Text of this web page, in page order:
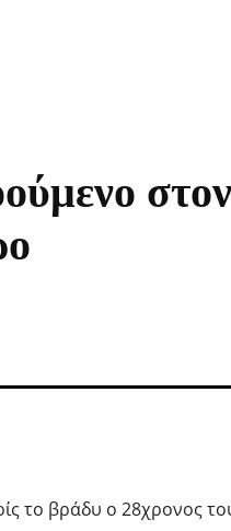
το βράδυ ο 28χρονος